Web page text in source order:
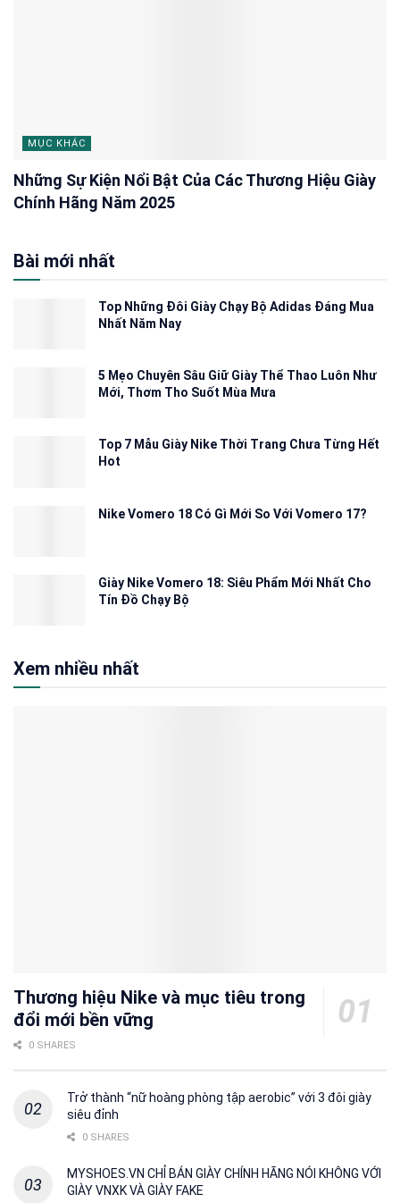
MỤC KHÁC
Những Sự Kiện Nổi Bật Của Các Thương Hiệu Giày
Chính Hãng Năm 2025
Bài mới nhất
Top Những Đôi Giày Chạy Bộ Adidas Đáng Mua
Nhất Năm Nay
5 Mẹo Chuyên Sâu Giữ Giày Thể Thao Luôn Như
Mới, Thơm Tho Suốt Mùa Mưa
Top 7 Mẫu Giày Nike Thời Trang Chưa Từng Hết
Hot
Nike Vomero 18 Có Gì Mới So Với Vomero 17?
Giày Nike Vomero 18: Siêu Phẩm Mới Nhất Cho
Tín Đồ Chạy Bộ
Xem nhiều nhất
Thương hiệu Nike và mục tiêu trong
đổi mới bền vững
0 SHARES
Trở thành “nữ hoàng phòng tập aerobic” với 3 đôi giày
siêu đỉnh
0 SHARES
MYSHOES.VN CHỈ BÁN GIÀY CHÍNH HÃNG NÓI KHÔNG VỚI
GIÀY VNXK VÀ GIÀY FAKE